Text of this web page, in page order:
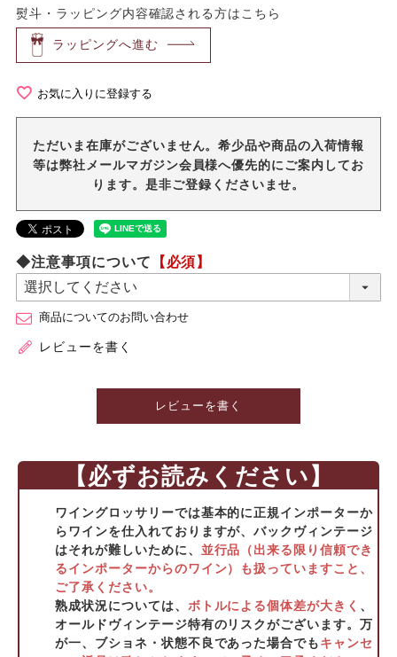
熨斗・ラッピング内容確認される方はこちら
ラッピングへ進む
お気に入りに登録する
ただいま在庫がございません。希少品や商品の入荷情報
等は弊社メールマガジン会員様へ優先的にご案内してお
ります。是非ご登録くださいませ。
◆注意事項について 【必須】
商品についてのお問い合わせ
レビューを書く
レビューを書く
【必ずお読みください】
ワイングロッサリーでは基本的に正規インポーターか
らワインを仕入れておりますが、バックヴィンテージ
はそれが難しいために、 並行品（出来る限り信頼でき
るインポーターからのワイン）も扱っていますこと、
ご了承ください。
熟成状況については、 ボトルによる個体差が大きく 、
オールドヴィンテージ特有のリスクがございます。万
が一、ブショネ・状態不良であった場合でもキャンセ